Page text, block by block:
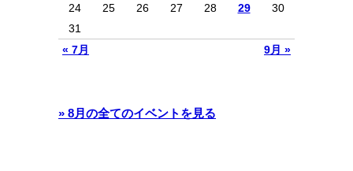
« 7月 9月 »
24
25 26 27 28 29
30
31
» 8月の全てのイベントを見る